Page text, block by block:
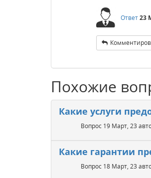
Ответ23
Похожие
Какие услуги
Вопрос 19 Март, 23
Какие гарантии
Вопрос 18 Март, 23